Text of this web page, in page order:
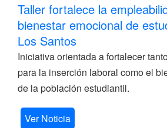
Taller fortalece la
bienestar emocional de
Los Santos
Iniciativa orientada a fortalecer
para la inserción laboral como el
de la población estudiantil.
Ver Noticia